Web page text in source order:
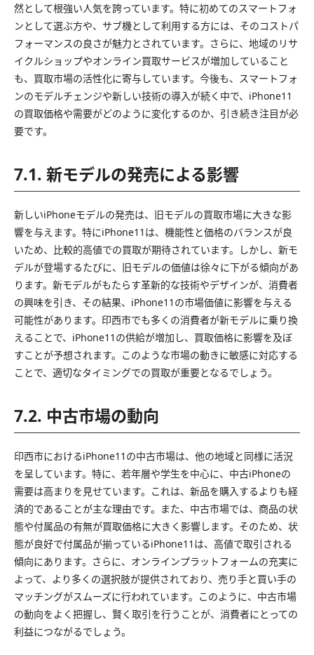
然として根強い人気を誇っています。特に初めてのスマートフォ
ンとして選ぶ方や、サブ機として利用する方には、そのコストパ
フォーマンスの良さが魅力とされています。さらに、地域のリサ
イクルショップやオンライン買取サービスが増加していること
も、買取市場の活性化に寄与しています。今後も、スマートフォ
ンのモデルチェンジや新しい技術の導入が続く中で、iPhone11
の買取価格や需要がどのように変化するのか、引き続き注目が必
要です。
7.1. 新モデルの発売による影響
新しいiPhoneモデルの発売は、旧モデルの買取市場に大きな影
響を与えます。特にiPhone11は、機能性と価格のバランスが良
いため、比較的高値での買取が期待されています。しかし、新モ
デルが登場するたびに、旧モデルの価値は徐々に下がる傾向があ
ります。新モデルがもたらす革新的な技術やデザインが、消費者
の興味を引き、その結果、iPhone11の市場価値に影響を与える
可能性があります。印西市でも多くの消費者が新モデルに乗り換
えることで、iPhone11の供給が増加し、買取価格に影響を及ぼ
すことが予想されます。このような市場の動きに敏感に対応する
ことで、適切なタイミングでの買取が重要となるでしょう。
7.2. 中古市場の動向
印西市におけるiPhone11の中古市場は、他の地域と同様に活況
を呈しています。特に、若年層や学生を中心に、中古iPhoneの
需要は高まりを見せています。これは、新品を購入するよりも経
済的であることが主な理由です。また、中古市場では、商品の状
態や付属品の有無が買取価格に大きく影響します。そのため、状
態が良好で付属品が揃っているiPhone11は、高値で取引される
傾向にあります。さらに、オンラインプラットフォームの充実に
よって、より多くの選択肢が提供されており、売り手と買い手の
マッチングがスムーズに行われています。このように、中古市場
の動向をよく把握し、賢く取引を行うことが、消費者にとっての
利益につながるでしょう。